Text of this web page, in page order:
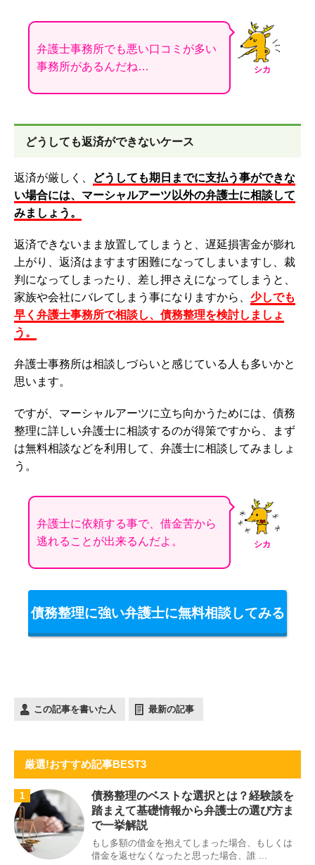
シカ
弁護士事務所でも悪い口コミが多い
事務所があるんだね…
どうしても返済ができないケース
返済が厳しく、
どうしても期日までに支払う事ができな
い場合には、マーシャルアーツ以外の弁護士に相談して
みましょう。
返済できないまま放置してしまうと、遅延損害金が膨れ
上がり、返済はますます困難になってしまいますし、裁
判になってしまったり、差し押さえになってしまうと、
家族や会社にバレてしまう事になりますから、 少しでも
早く弁護士事務所で相談し、債務整理を検討しましょ
う。
弁護士事務所は相談しづらいと感じている人も多いかと
思います。
ですが、マーシャルアーツに立ち向かうためには、債務
整理に詳しい弁護士に相談するのが得策ですから、まず
は無料相談などを利用して、弁護士に相談してみましょ
う。
シカ
弁護士に依頼する事で、借金苦から
逃れることが出来るんだよ。
債務整理に強い弁護士に無料相談してみる
この記事を書いた人 最新の記事
厳選!おすすめ記事BEST3
1
債務整理のベストな選択とは？経験談を
踏まえて基礎情報から弁護士の選び方ま
で一挙解説
もし多額の借金を抱えてしまった場合、もしくは
借金を返せなくなったと思った場合、誰 ...